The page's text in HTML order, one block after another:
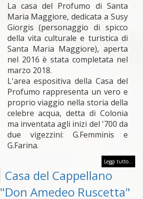
La casa del Profumo di Santa
Maria Maggiore, dedicata a Susy
Giorgis (personaggio di spicco
della vita culturale e turistica di
Santa Maria Maggiore), aperta
nel 2016 è stata completata nel
marzo 2018.
L'area espositiva della Casa del
Profumo rappresenta un vero e
proprio viaggio nella storia della
celebre acqua, detta di Colonia
ma inventata agli inizi del '700 da
due vigezzini: G.Femminis e
G.Farina.
Leggi tutto...
Casa del Cappellano
"Don Amedeo Ruscetta"